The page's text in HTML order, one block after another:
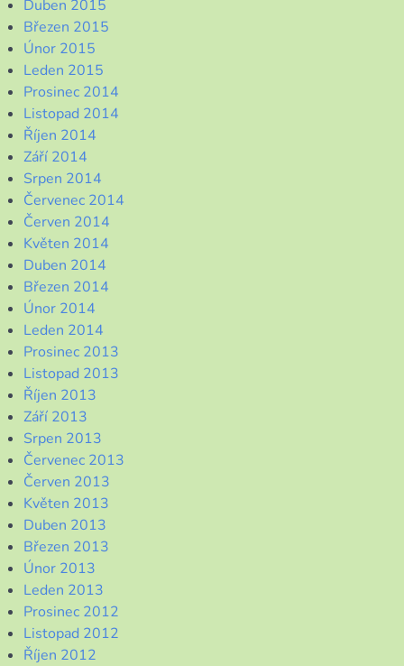
Duben 2015
Březen 2015
Únor 2015
Leden 2015
Prosinec 2014
Listopad 2014
Říjen 2014
Září 2014
Srpen 2014
Červenec 2014
Červen 2014
Květen 2014
Duben 2014
Březen 2014
Únor 2014
Leden 2014
Prosinec 2013
Listopad 2013
Říjen 2013
Září 2013
Srpen 2013
Červenec 2013
Červen 2013
Květen 2013
Duben 2013
Březen 2013
Únor 2013
Leden 2013
Prosinec 2012
Listopad 2012
Říjen 2012